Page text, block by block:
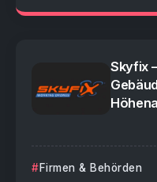
Skyfix
Firmen & Behörden